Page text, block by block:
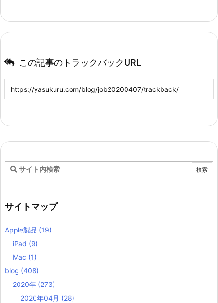
この記事のトラックバックURL
サイトマップ
Apple製品 (19)
iPad (9)
Mac (1)
blog (408)
2020年 (273)
2020年04月 (28)